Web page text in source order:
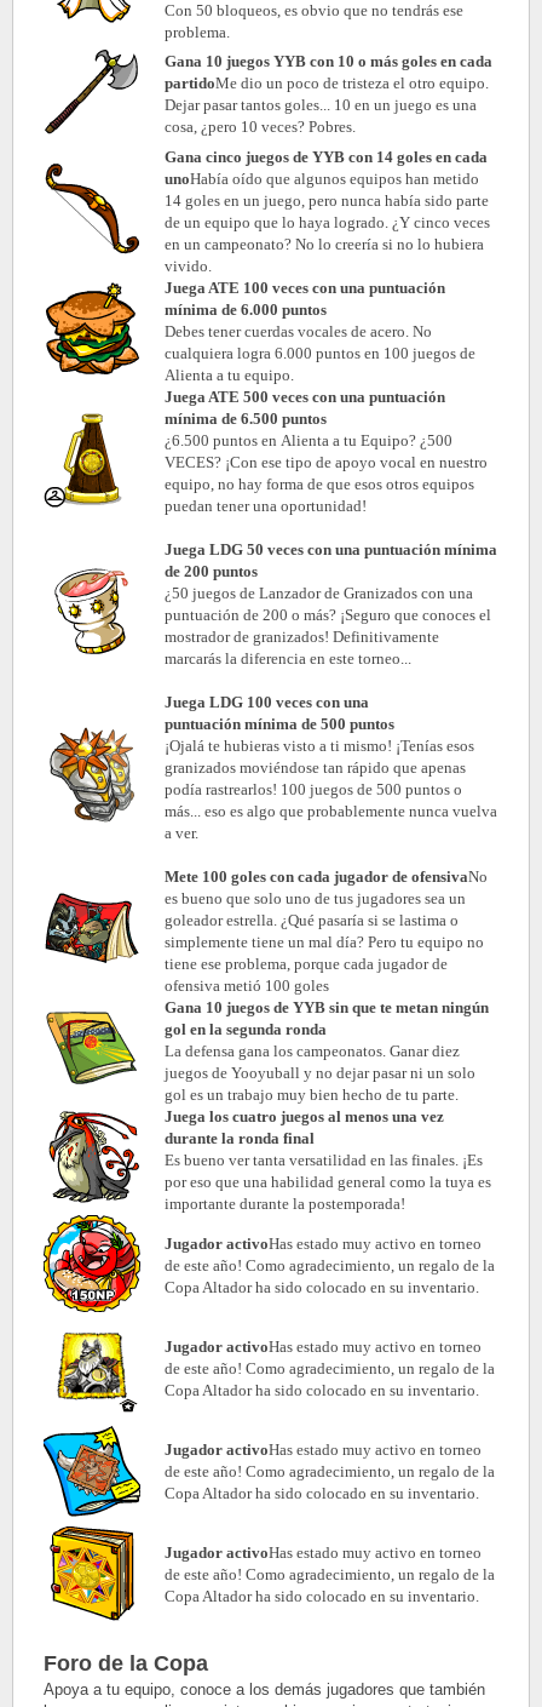
Con 50 bloqueos, es obvio que no tendrás ese
problema.
Gana 10 juegos YYB con 10 o más goles en cada
partidoMe dio un poco de tristeza el otro equipo.
Dejar pasar tantos goles... 10 en un juego es una
cosa, ¿pero 10 veces? Pobres.
Gana cinco juegos de YYB con 14 goles en cada
unoHabía oído que algunos equipos han metido
14 goles en un juego, pero nunca había sido parte
de un equipo que lo haya logrado. ¿Y cinco veces
en un campeonato? No lo creería si no lo hubiera
vivido.
Juega ATE 100 veces con una puntuación
mínima de 6.000 puntos
Debes tener cuerdas vocales de acero. No
cualquiera logra 6.000 puntos en 100 juegos de
Alienta a tu equipo.
Juega ATE 500 veces con una puntuación
mínima de 6.500 puntos
¿6.500 puntos en Alienta a tu Equipo? ¿500
VECES? ¡Con ese tipo de apoyo vocal en nuestro
equipo, no hay forma de que esos otros equipos
puedan tener una oportunidad!
Juega LDG 50 veces con una puntuación mínima
de 200 puntos
¿50 juegos de Lanzador de Granizados con una
puntuación de 200 o más? ¡Seguro que conoces el
mostrador de granizados! Definitivamente
marcarás la diferencia en este torneo...
Juega LDG 100 veces con una
puntuación mínima de 500 puntos
¡Ojalá te hubieras visto a ti mismo! ¡Tenías esos
granizados moviéndose tan rápido que apenas
podía rastrearlos! 100 juegos de 500 puntos o
más... eso es algo que probablemente nunca vuelva
a ver.
Mete 100 goles con cada jugador de ofensivaNo
es bueno que solo uno de tus jugadores sea un
goleador estrella. ¿Qué pasaría si se lastima o
simplemente tiene un mal día? Pero tu equipo no
tiene ese problema, porque cada jugador de
ofensiva metió 100 goles
Gana 10 juegos de YYB sin que te metan ningún
gol en la segunda ronda
La defensa gana los campeonatos. Ganar diez
juegos de Yooyuball y no dejar pasar ni un solo
gol es un trabajo muy bien hecho de tu parte.
Juega los cuatro juegos al menos una vez
durante la ronda final
Es bueno ver tanta versatilidad en las finales. ¡Es
por eso que una habilidad general como la tuya es
importante durante la postemporada!
Jugador activoHas estado muy activo en torneo
de este año! Como agradecimiento, un regalo de la
Copa Altador ha sido colocado en su inventario.
Jugador activoHas estado muy activo en torneo
de este año! Como agradecimiento, un regalo de la
Copa Altador ha sido colocado en su inventario.
Jugador activoHas estado muy activo en torneo
de este año! Como agradecimiento, un regalo de la
Copa Altador ha sido colocado en su inventario.
Jugador activoHas estado muy activo en torneo
de este año! Como agradecimiento, un regalo de la
Copa Altador ha sido colocado en su inventario.
Foro de la Copa
Apoya a tu equipo, conoce a los demás jugadores que también